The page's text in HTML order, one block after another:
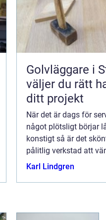
Golvläggare i
väljer du rätt
ditt projekt
När det är dags för
något plötsligt börjar
konstigt så är det
pålitlig verkstad att
klokt att inte bara
Karl Lindgren